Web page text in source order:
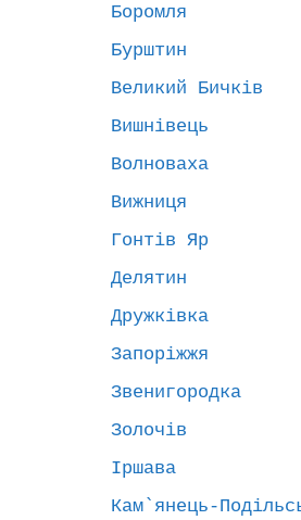
Боромля
Бурштин
Великий Бичків
Вишнівець
Волноваха
Вижниця
Гонтів Яр
Делятин
Дружківка
Запоріжжя
Звенигородка
Золочів
Іршава
Кам`янець-